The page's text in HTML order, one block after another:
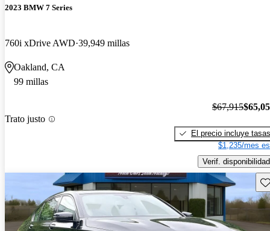
2023 BMW 7 Series
760i xDrive AWD 39,949 millas
Oakland, CA
99 millas
Trato justo
$67,915
El precio incluye tasas
$1,235/mes
Verif. disponibilidad